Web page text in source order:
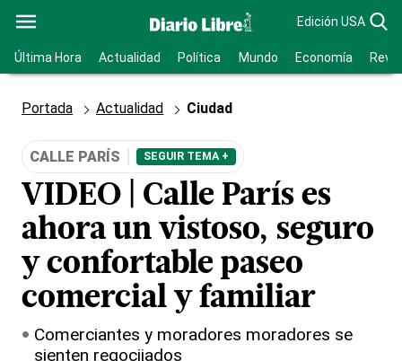
Edición USA
Última Hora Actualidad Política Mundo Economía
Portada Actualidad Ciudad
CALLE PARÍS SEGUIR TEMA +
VIDEO | Calle París es
ahora un vistoso, seguro
y confortable paseo
comercial y familiar
Comerciantes y moradores moradores se
sienten regocijados